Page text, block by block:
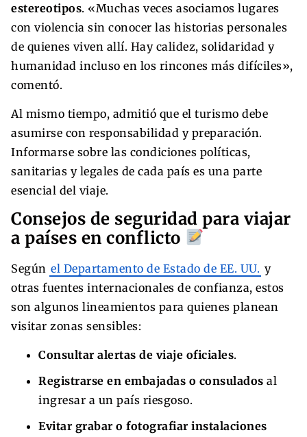
estereotipos. «Muchas veces asociamos lugares
con violencia sin conocer las historias personales
de quienes viven allí. Hay calidez, solidaridad y
humanidad incluso en los rincones más difíciles»,
comentó.
Al mismo tiempo, admitió que el turismo debe
asumirse con responsabilidad y preparación.
Informarse sobre las condiciones políticas,
sanitarias y legales de cada país es una parte
esencial del viaje.
Consejos de seguridad para viajar
a países en conflicto
Según el Departamento de Estado de EE. UU. y
otras fuentes internacionales de confianza, estos
son algunos lineamientos para quienes planean
visitar zonas sensibles:
Consultar alertas de viaje oficiales.
Registrarse en embajadas o consulados al
ingresar a un país riesgoso.
Evitar grabar o fotografiar instalaciones